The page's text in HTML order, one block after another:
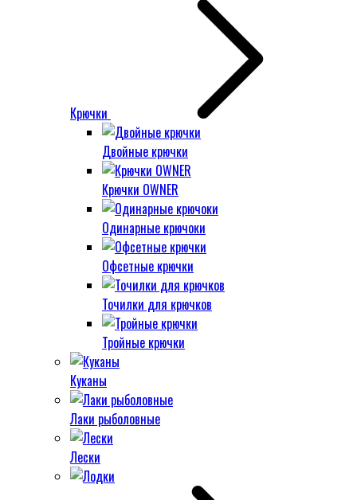
Крючки
Двойные крючки
Крючки OWNER
Одинарные крючоки
Офсетные крючки
Точилки для крючков
Тройные крючки
Куканы
Лаки рыболовные
Лески